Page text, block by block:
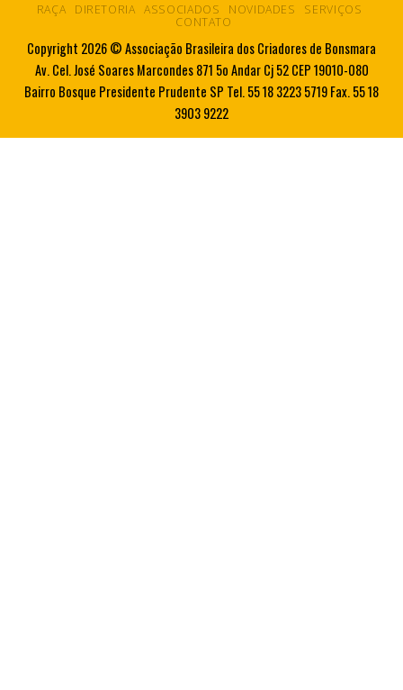
RAÇA DIRETORIA ASSOCIADOS NOVIDADES
SERVIÇOS
CONTATO
Copyright 2026 © Associação Brasileira dos Criadores de Bonsmara
Av. Cel. José Soares Marcondes 871 5o Andar Cj 52 CEP 19010-080
Bairro Bosque Presidente Prudente SP Tel. 55 18 3223 5719 Fax. 55 18
3903 9222